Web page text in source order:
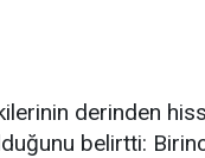
derinden
belirtti: